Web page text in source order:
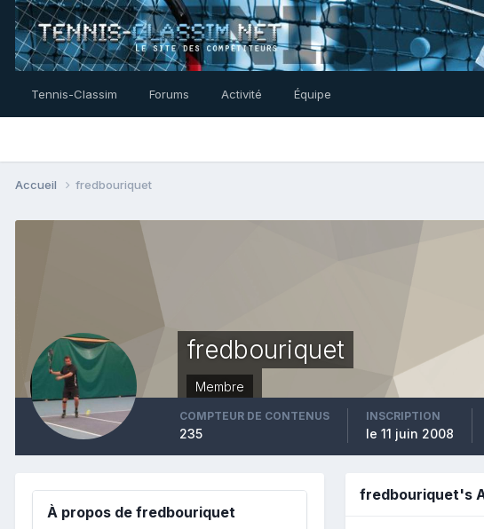
Tennis-Classim Forums Activité Équipe
Accueil fredbouriquet
fredbouriquet
Membre
COMPTEUR DE CONTENUS
235
INSCRIPTION
le 11 juin 2008
À propos de fredbouriquet
fredbouriquet's